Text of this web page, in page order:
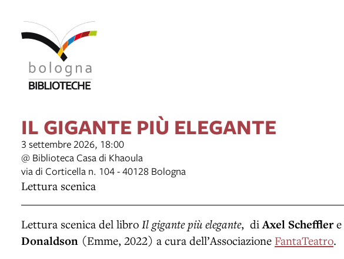
IL GIGANTE PIÙ ELEGANTE
3 settembre 2026, 18:00
@ Biblioteca Casa di Khaoula
via di Corticella n. 104 - 40128 Bologna
Lettura scenica
Lettura scenica del libro Il gigante più elegante, di Axel Schefflere
Donaldson (Emme, 2022) a cura dell’Associazione FantaTeatro.